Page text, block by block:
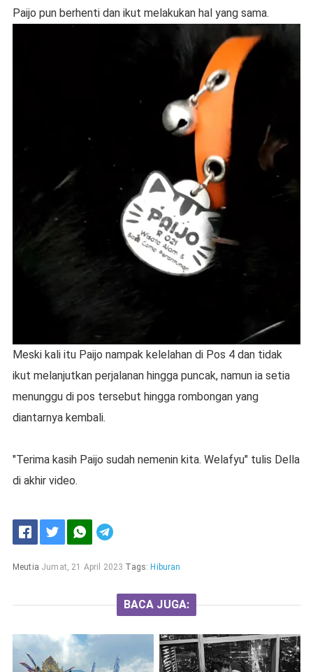
Paijo pun berhenti dan ikut melakukan hal yang sama.
Meski kali itu Paijo nampak kelelahan di Pos 4 dan tidak
ikut melanjutkan perjalanan hingga puncak, namun ia setia
menunggu di pos tersebut hingga rombongan yang
diantarnya kembali.
"Terima kasih Paijo sudah nemenin kita. Welafyu" tulis Della
di akhir video.
Meutia Jumat, 21 April 2023 Tags: Hiburan
BACA JUGA: